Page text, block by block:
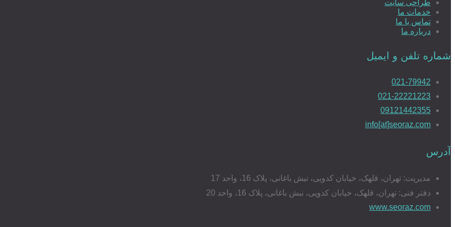
طراحی سایت
خدمات ما
تماس با ما
درباره ما
شماره تلفن و ایمیل
021-79942
021-22221223
09121442355
info[at]seoraz.com
آدرس
مدیریت: تهران، قلهک، خیابان کدویی، نبش باغانی، پلاک 16، واحد 17
دفتر فنی: تهران، قلهک، خیابان کدویی، نبش باغانی، پلاک 16، واحد 20
www.seoraz.com